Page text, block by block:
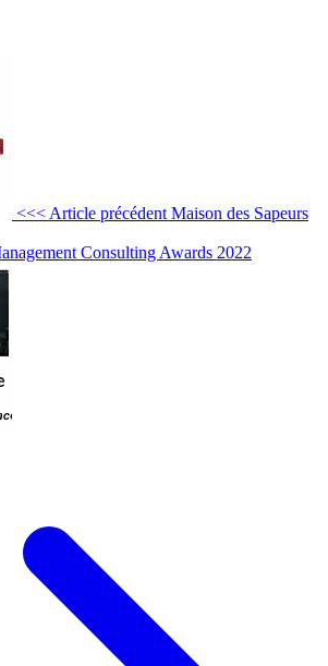
<<< Article précédent Maison des Sapeurs
Consulting Awards 2022